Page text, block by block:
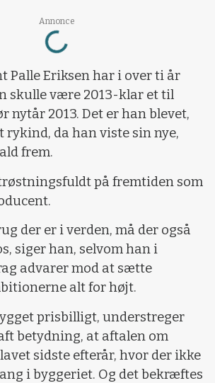
Annonce
Loading...
Palle Eriksen har i over ti år
skulle være 2013-klar et til
nytår 2013. Det er han blevet,
rykind, da han viste sin nye,
frem.
på fremtiden som
der er i verden, må der også
siger han, selvom han i
advarer mod at sætte
alt for højt.
prisbilligt, understreger
betydning, at aftalen om
sidste efterår, hvor der ikke
i byggeriet. Og det bekræftes